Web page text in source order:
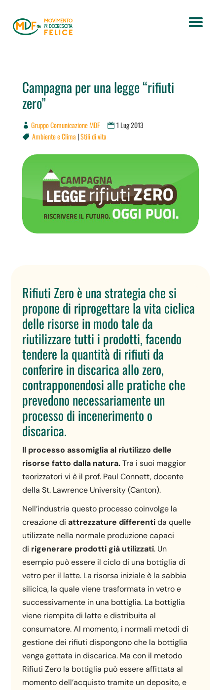
Campagna per una legge “rifiuti
zero”
Gruppo Comunicazione MDF 1 Lug 2013
 Ambiente e Clima |Stili di vita
Rifiuti Zero è una strategia che si
propone di riprogettare la vita ciclica
delle risorse in modo tale da
riutilizzare tutti i prodotti, facendo
tendere la quantità di rifiuti da
conferire in discarica allo zero,
contrapponendosi alle pratiche che
prevedono necessariamente un
processo di incenerimento o
discarica.
Il processo assomiglia al riutilizzo delle
risorse fatto dalla natura.Tra i suoi maggior
teorizzatori vi è il prof. Paul Connett, docente
della St. Lawrence University (Canton).
Nell’industria questo processo coinvolge la
creazione diattrezzature differentida quelle
utilizzate nella normale produzione capaci
di rigenerare prodotti già utilizzati. Un
esempio può essere il ciclo di una bottiglia di
vetro per il latte. La risorsa iniziale è la sabbia
silicica, la quale viene trasformata in vetro e
successivamente in una bottiglia. La bottiglia
viene riempita di latte e distribuita al
consumatore. Al momento, i normali metodi di
gestione dei rifiuti dispongono che la bottiglia
venga gettata in discarica. Ma con il metodo
Rifiuti Zero la bottiglia può essere affittata al
momento dell’acquisto tramite un deposito, e